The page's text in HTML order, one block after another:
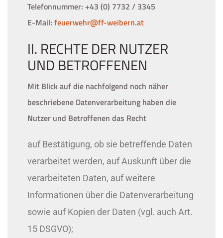
Telefonnummer: +43 (0) 7732 / 3345
E-Mail: feuerwehr@ff-weibern.at
II. RECHTE DER NUTZER
UND BETROFFENEN
Mit Blick auf die nachfolgend noch näher
beschriebene Datenverarbeitung haben die
Nutzer und Betroffenen das Recht
auf Bestätigung, ob sie betreffende Daten
verarbeitet werden, auf Auskunft über die
verarbeiteten Daten, auf weitere
Informationen über die Datenverarbeitung
sowie auf Kopien der Daten (vgl. auch Art.
15 DSGVO);